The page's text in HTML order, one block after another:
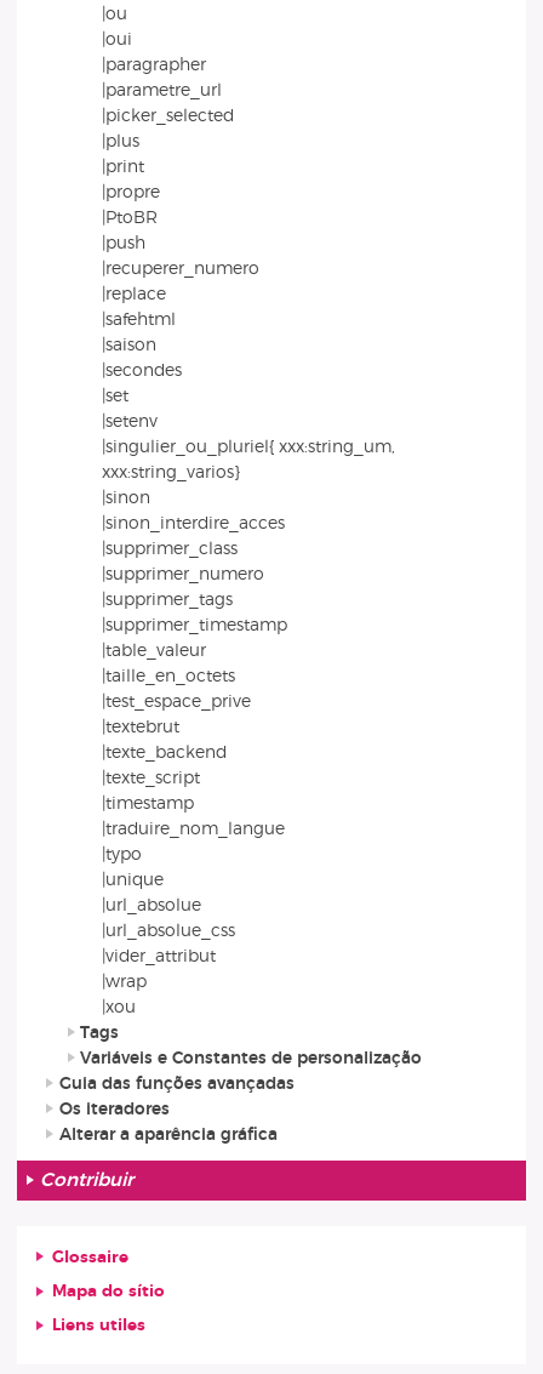
|ou
|oui
|paragrapher
|parametre_url
|picker_selected
|plus
|print
|propre
|PtoBR
|push
|recuperer_numero
|replace
|safehtml
|saison
|secondes
|set
|setenv
|singulier_ou_pluriel{ xxx:string_um,
xxx:string_varios}
|sinon
|sinon_interdire_acces
|supprimer_class
|supprimer_numero
|supprimer_tags
|supprimer_timestamp
|table_valeur
|taille_en_octets
|test_espace_prive
|textebrut
|texte_backend
|texte_script
|timestamp
|traduire_nom_langue
|typo
|unique
|url_absolue
|url_absolue_css
|vider_attribut
|wrap
|xou
Tags
Variáveis e Constantes de personalização
Guia das funções avançadas
Os iteradores
Alterar a aparência gráfica
Contribuir
Glossaire
Mapa do sítio
Liens utiles